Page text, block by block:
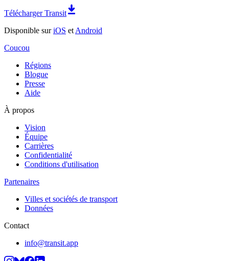
Télécharger Transit
Disponible suriOS et Android
Coucou
Régions
Blogue
Presse
Aide
À propos
Vision
Équipe
Carrières
Confidentialité
Conditions d'utilisation
Partenaires
Villes et sociétés de transport
Données
Contact
info@transit.app